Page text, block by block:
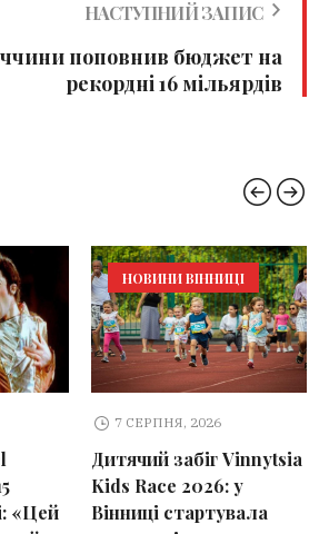
НАСТУПНИЙ ЗАПИС
поповнив бюджет на
рекордні 16 мільярдів
«Цей
НОВИНИ ВІННИЦІ
7 СЕРПНЯ, 2026
Дитячий забіг Vinnytsia
Kids Race 2026: у
Вінниці стартувала